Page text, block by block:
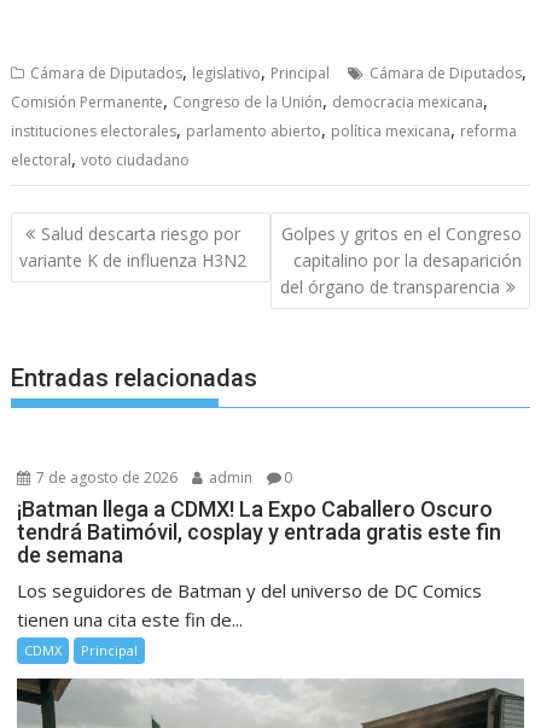
Cámara de Diputados, legislativo, Principal Cámara de Diputados,
Comisión Permanente, Congreso de la Unión, democracia mexicana,
instituciones electorales, parlamento abierto, política mexicana, reforma
electoral,voto ciudadano
Navegación
de
entradas
Salud descarta riesgo por
variante K de influenza H3N2
Golpes y gritos en el Congreso
capitalino por la desaparición
del órgano de transparencia
Entradas relacionadas
7 de agosto de 2026 admin 0
¡Batman llega a CDMX! La Expo Caballero Oscuro
tendrá Batimóvil, cosplay y entrada gratis este fin
de semana
Los seguidores de Batman y del universo de DC Comics
tienen una cita este fin de...
CDMX Principal